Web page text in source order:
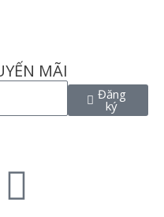
MÃI
Đăng
ký